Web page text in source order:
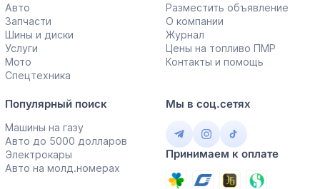
Авто
Запчасти
Шины и диски
Услуги
Мото
Спецтехника
Разместить объявление
О компании
Журнал
Цены на топливо ПМР
Контакты и помощь
Популярный поиск
Машины на газу
Авто до 5000 долларов
Электрокары
Авто на молд.номерах
Мы в соц.сетях
Принимаем к оплате